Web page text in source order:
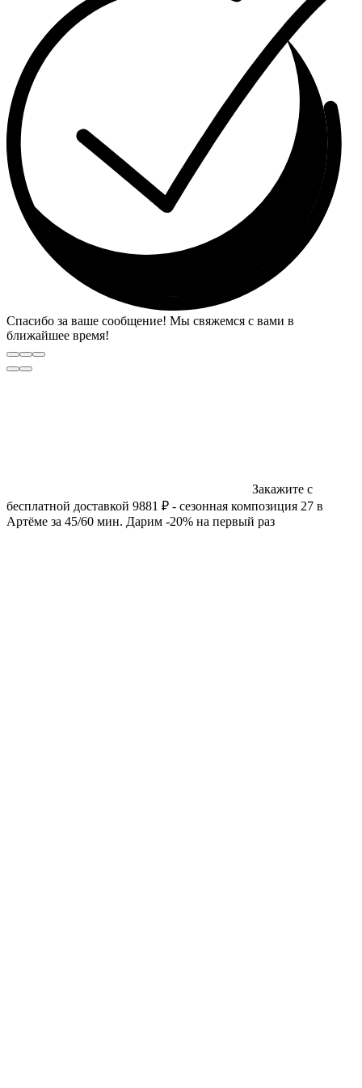
Спасибо за ваше сообщение! Мы свяжемся с вами в
ближайшее время!
Закажите с
бесплатной доставкой 9881 ₽ - сезонная композиция 27 в
Артёме за 45/60 мин. Дарим -20% на первый раз